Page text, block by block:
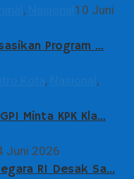
,
10 Juni
Program …
,
,
Minta KPK Kla…
Juni 2026
RI Desak Sa…